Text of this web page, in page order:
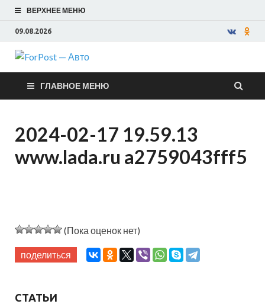
ВЕРХНЕЕ МЕНЮ
09.08.2026
ForPost —
Авто
ГЛАВНОЕ МЕНЮ
2024-02-17 19.59.13
www.lada.ru a2759043fff5
(Пока оценок нет)
поделиться
СТАТЬИ